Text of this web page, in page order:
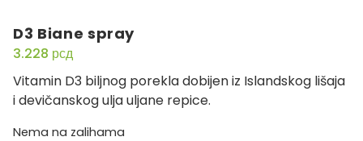
D3 Biane spray
3.228 рсд
Vitamin D3 biljnog porekla dobijen iz Islandskog lišaja
i devičanskog ulja uljane repice.
Nema na zalihama